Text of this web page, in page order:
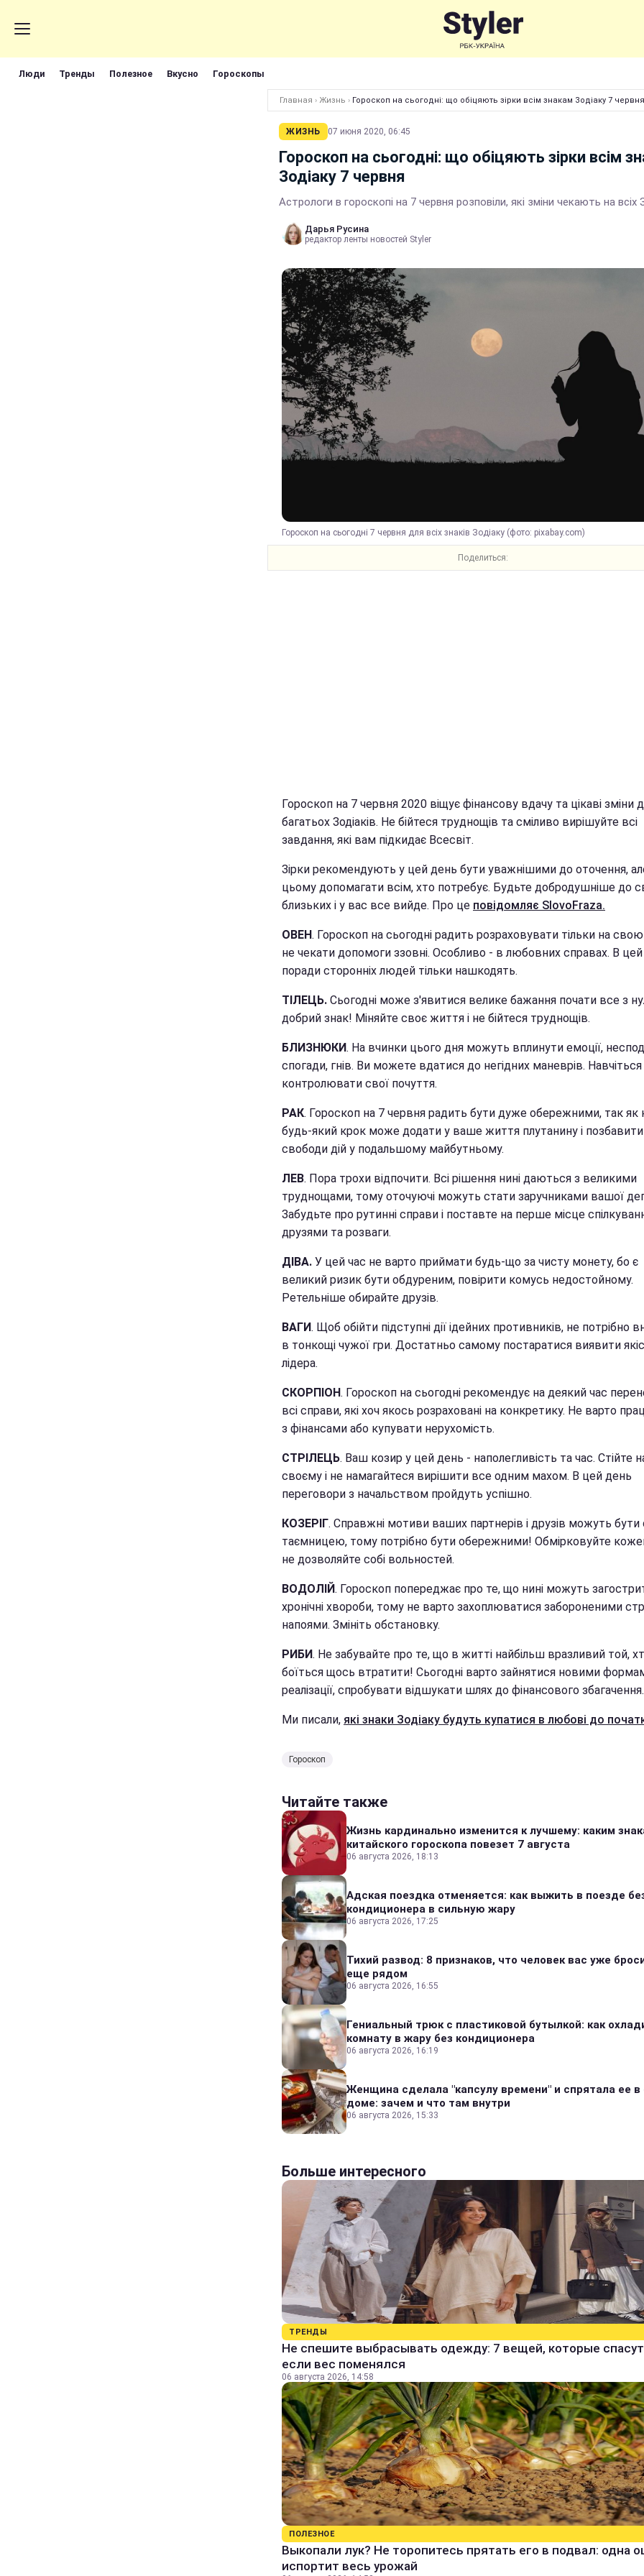
Люди Тренды Полезное Вкусно Гороскопы
Главная › Жизнь › Гороскоп на сьогодні: що обіцяють зірки всім знакам Зодіаку 7 червня
ЖИЗНЬ 07 июня 2020, 06:45
Гороскоп на сьогодні: що обіцяють зірки всім
Зодіаку 7 червня
Астрологи в гороскопі на 7 червня розповіли, які зміни чекають на всіх
Дарья Русина
редактор ленты новостей Styler
Гороскоп на сьогодні 7 червня для всіх знаків Зодіаку (фото: pixabay.com)
Поделиться:
Гороскоп на 7 червня 2020 віщує фінансову вдачу та цікаві зміни
багатьох Зодіаків. Не бійтеся труднощів та сміливо вирішуйте всі
завдання, які вам підкидає Всесвіт.
Зірки рекомендують у цей день бути уважнішими до оточення,
цьому допомагати всім, хто потребує. Будьте добродушніше до
близьких і у вас все вийде. Про це повідомляє SlovoFraza.
ОВЕН. Гороскоп на сьогодні радить розраховувати тільки на свою
не чекати допомоги ззовні. Особливо - в любовних справах. В
поради сторонніх людей тільки нашкодять.
ТІЛЕЦЬ. Сьогодні може з'явитися велике бажання почати все з
добрий знак! Міняйте своє життя і не бійтеся труднощів.
БЛИЗНЮКИ. На вчинки цього дня можуть вплинути емоції,
спогади, гнів. Ви можете вдатися до негідних маневрів. Навчіться
контролювати свої почуття.
РАК. Гороскоп на 7 червня радить бути дуже обережними, так як
будь-який крок може додати у ваше життя плутанину і позбавити
свободи дій у подальшому майбутньому.
ЛЕВ. Пора трохи відпочити. Всі рішення нині даються з великими
труднощами, тому оточуючі можуть стати заручниками вашої
Забудьте про рутинні справи і поставте на перше місце
друзями та розваги.
ДІВА. У цей час не варто приймати будь-що за чисту монету, бо є
великий ризик бути обдуреним, повірити комусь недостойному.
Ретельніше обирайте друзів.
ВАГИ. Щоб обійти підступні дії ідейних противників, не потрібно
в тонкощі чужої гри. Достатньо самому постаратися виявити
лідера.
СКОРПІОН. Гороскоп на сьогодні рекомендує на деякий час
всі справи, які хоч якось розраховані на конкретику. Не варто
з фінансами або купувати нерухомість.
СТРІЛЕЦЬ. Ваш козир у цей день - наполегливість та час. Стійте
своєму і не намагайтеся вирішити все одним махом. В цей день
переговори з начальством пройдуть успішно.
КОЗЕРІГ. Справжні мотиви ваших партнерів і друзів можуть бути
таємницею, тому потрібно бути обережними! Обмірковуйте
не дозволяйте собі вольностей.
ВОДОЛІЙ. Гороскоп попереджає про те, що нині можуть
хронічні хвороби, тому не варто захоплюватися забороненими
напоями. Змініть обстановку.
РИБИ. Не забувайте про те, що в житті найбільш вразливий той,
боїться щось втратити! Сьогодні варто зайнятися новими
реалізації, спробувати відшукати шлях до фінансового збагачення.
Ми писали, які знаки Зодіаку будуть купатися в любові до
Гороскоп
Читайте также
Жизнь кардинально изменится к лучшему: каким
китайского гороскопа повезет 7 августа
06 августа 2026, 18:13
Адская поездка отменяется: как выжить в поезде
кондиционера в сильную жару
06 августа 2026, 17:25
Тихий развод: 8 признаков, что человек вас уже
еще рядом
06 августа 2026, 16:55
Гениальный трюк с пластиковой бутылкой: как
комнату в жару без кондиционера
06 августа 2026, 16:19
Женщина сделала "капсулу времени" и спрятала ее в
доме: зачем и что там внутри
06 августа 2026, 15:33
Больше интересного
ТРЕНДЫ
Не спешите выбрасывать одежду: 7 вещей, которые спасут
если вес поменялся
06 августа 2026, 14:58
ПОЛЕЗНОЕ
Выкопали лук? Не торопитесь прятать его в подвал: одна
испортит весь урожай